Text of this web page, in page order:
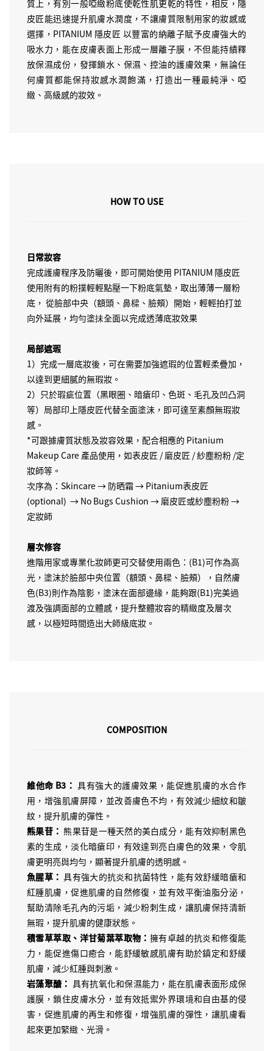
質上，有別一般啞緻粉底使乾性肌更乾的特性，相反，隱
皮匠能迅速提升肌膚水潤度，不讓膚質限制用家的妝感或
選擇，PITANIUM 隱皮匠 以豐富的納離子賦予皮膚強大的
吸水力，能在皮膚表面上形成一層離子膜，不但能持績釋
放保濕成份，發揮鎖水、保濕、控油的護膚效果，無論任
何膚質都能保持妝感水潤飽滿，打造出一種最純淨、啞
緻、高級感的妝效。
HOW TO USE
日常妝容
完成護膚程序及防曬後，即可開始使用 PITANIUM 隱皮匠
使用附有的粉撲輕輕點壓一下粉底氣墊，取出薄薄一層粉
底， 從臉部中央（額頭、鼻樑、臉頰）開始，輕輕拍打並
向外延展，均勻塗抺全面以完成透薄底妝效果
局部遮瑕
1）完成一層底妝後，可在需要加強遮瑕的位置輕柔疊加，
以達到更細膩的無瑕妝。
2）只於瑕疵位置（黑眼圈、暗瘡印、色斑、毛孔及凹凸洞
等）局部印上隱皮匠代替全面塗沫，即可達至素顏無瑕妝
感。
*可跟據膚質狀態及妝容效果，配合相應的 Pitanium
Makeup Care 產品使用，如表皮匠 / 磨皮匠 / 紗塵粉粉 /定
妝師等。
次序為：Skincare → 防晒霜 → Pitanium表皮匠
(optional) → No Bugs Cushion → 磨皮匠或紗塵粉粉 →
定妝師
層次修容
進階用家或專業化妝師更可交替使用兩色：(B1)可作為高
光，塗沫於臉部中央位置（額頭、鼻樑、臉頰），自然膚
色(B3)則作為陰影，塗沫在面部邊緣，能夠跟(B1)完美過
渡及強調面部的立體感，提升整體妝容的精緻度及層次
感，以極短時間造出大師級底妝。
COMPOSITION
維他命 B3：具有強大的護膚效果，能促進肌膚的水合作
用，增強肌膚屏障，並改善膚色不均，有效減少細紋和皺
紋，提升肌膚的彈性。
熊果苷： 熊果苷是一種天然的美白成分，能有效抑制黑色
素的生成，淡化暗瘡印，有效達到亮白膚色的效果，令肌
膚更明亮與均勻，顯著提升肌膚的透明感。
魚腥草：具有強大的抗炎和抗菌特性，能有效舒緩暗瘡和
紅腫肌膚，促進肌膚的自然修復，並有效平衡油脂分泌，
幫助清除毛孔內的污垢，減少粉刺生成，讓肌膚保持清新
無瑕，提升肌膚的健康狀態。
積雪草萃取、洋甘菊葉萃取物： 擁有卓越的抗炎和修復能
力，能促進傷口癒合，能舒緩敏感肌膚有助於鎮定和舒緩
肌膚，減少紅腫與刺激。
岩藻聚醣： 具有抗氧化和保濕能力，能在肌膚表面形成保
護膜，鎖住皮膚水分，並有效抵禦外界環境和自由基的侵
害，促進肌膚的再生和修復，增強肌膚的彈性，讓肌膚看
起來更加緊緻、光滑。